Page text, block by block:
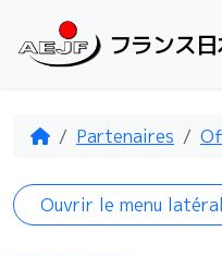
フランス
AccueilPartenaires
Ouvrir le menu latéral